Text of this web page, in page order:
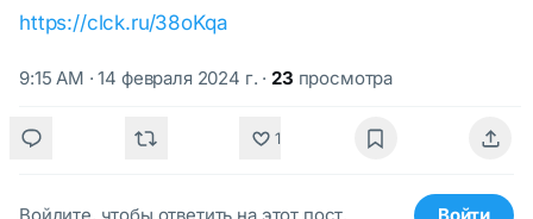
https://clck.ru/38oKqa
9:15 AM · 14 февраля 2024 г. · 23 просмотра
1